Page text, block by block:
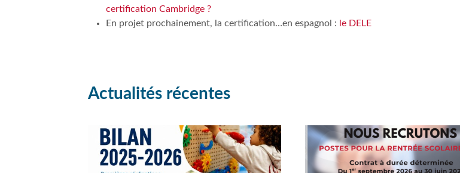
certification Cambridge ?
En projet prochainement, la certification…en espagnol : le DELE
Actualités récentes